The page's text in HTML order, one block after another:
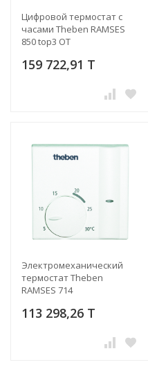
Цифровой термостат с
часами Theben RAMSES
850 top3 OT
159 722,91 T
Электромеханический
термостат Theben
RAMSES 714
113 298,26 T